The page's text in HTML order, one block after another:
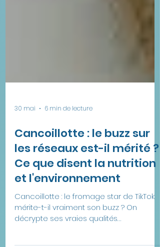
Cancoillotte : le buzz sur
les réseaux est-il mérité ?
Ce que disent la nutrition
Cancoillotte : le fromage star de TikTok
mérite-t-il vraiment son buzz ? On